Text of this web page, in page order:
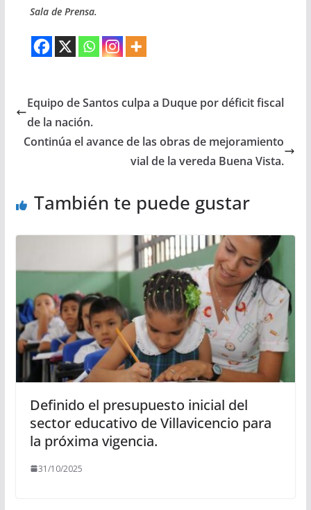
Sala de Prensa.
Equipo de Santos culpa a Duque por déficit fiscal
de la nación.
Continúa el avance de las obras de mejoramiento
vial de la vereda Buena Vista.
También te puede gustar
Definido el presupuesto inicial del
sector educativo de Villavicencio para
la próxima vigencia.
31/10/2025